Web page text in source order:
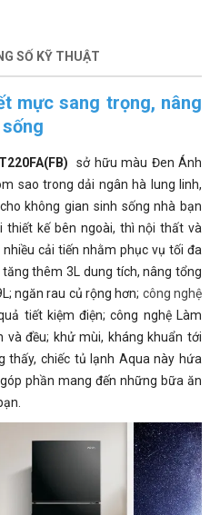
SỐ KỸ THUẬT
mực sang trọng, nâng
sở hữu màu Đen Ánh
sao trong dải ngân hà lung linh,
không gian sinh sống nhà bạn
thiết kế bên ngoài, thì nội thất và
cải tiến nhằm phục vụ tối đa
thêm 3L dung tích, nâng tổng
ngăn rau củ rộng hơn; công nghệ
tiết kiệm điện; công nghệ Làm
và đều; khử mùi, kháng khuẩn tới
thấy, chiếc tủ lạnh Aqua này hứa
phần mang đến những bữa ăn